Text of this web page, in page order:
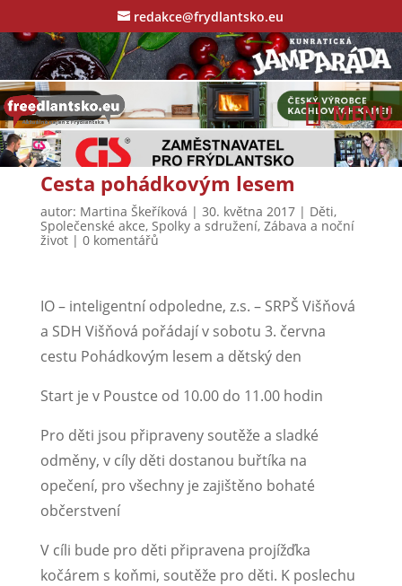
redakce@frydlantsko.eu
Cesta pohádkovým lesem
autor: Martina Škeříková | 30. května 2017| Děti,
Společenské akce, Spolky a sdružení, Zábava a noční
život| 0 komentářů
IO – inteligentní odpoledne, z.s. – SRPŠ Višňová
a SDH Višňová pořádají v sobotu 3. června
cestu Pohádkovým lesem a dětský den
Start je v Poustce od 10.00 do 11.00 hodin
Pro děti jsou připraveny soutěže a sladké
odměny, v cíly děti dostanou buřtíka na
opečení, pro všechny je zajištěno bohaté
občerstvení
V cíli bude pro děti připravena projížďka
kočárem s koňmi, soutěže pro děti. K poslechu